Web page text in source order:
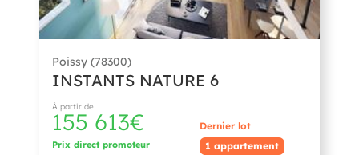
Poissy (78300)
INSTANTS NATURE 6
À partir de
155 613€
Prix direct promoteur
Dernier lot
1 appartement